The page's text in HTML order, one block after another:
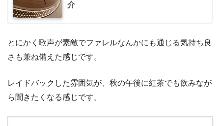
介
とにかく歌声が素敵でファレルなんかにも通じる気持ち良
さも兼ね備えた感じです。
レイドバックした雰囲気が、秋の午後に紅茶でも飲みなが
ら聞きたくなる感じです。